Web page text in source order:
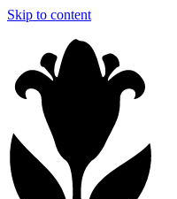
Skip to content